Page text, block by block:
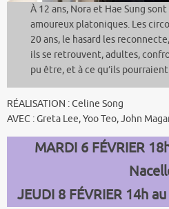
À 12 ans, Nora et Hae Sung
amoureux platoniques. Les
20 ans, le hasard les
ils se retrouvent, adultes,
pu être, et à ce qu’ils
RÉALISATION : Celine Song
AVEC : Greta Lee, Yoo Teo, John
MARDI 6 FÉVRIER
JEUDI 8 FÉVRIER 14h